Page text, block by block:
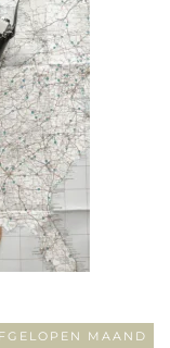
MAAND